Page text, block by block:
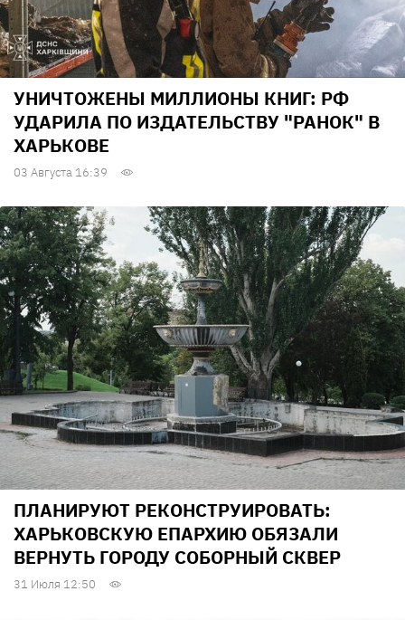
УНИЧТОЖЕНЫ МИЛЛИОНЫ КНИГ: РФ
УДАРИЛА ПО ИЗДАТЕЛЬСТВУ "РАНОК" В
ХАРЬКОВЕ
03 Августа 16:39
ПЛАНИРУЮТ РЕКОНСТРУИРОВАТЬ:
ХАРЬКОВСКУЮ ЕПАРХИЮ ОБЯЗАЛИ
ВЕРНУТЬ ГОРОДУ СОБОРНЫЙ СКВЕР
31 Июля 12:50